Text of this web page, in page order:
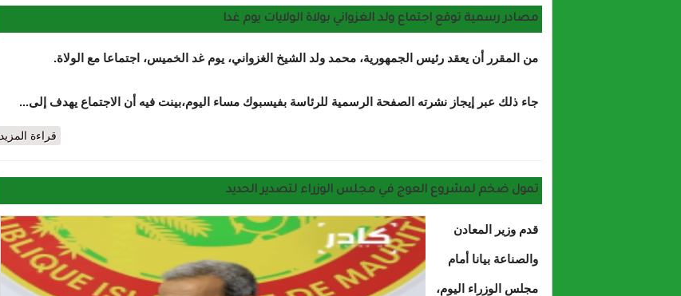
مصادر رسمية توقع اجتماع ولد الغزواني بولاة الولايات يوم غدا
من المقرر أن يعقد رئيس الجمهورية، محمد ولد الشيخ الغزواني، يوم غد الخميس، اجتماعا مع الولاة.
جاء ذلك عبر إيجاز نشرته الصفحة الرسمية للرئاسة بفيسبوك مساء اليوم،بينت فيه أن الاجتماع يهدف إلى...
قراءة المزيد
تمول ضخم لمشروع العوج في مجلس الوزراء لتصدير الحديد
قدم وزير المعادن
والصناعة بيانا أمام
مجلس الوزراء اليوم،